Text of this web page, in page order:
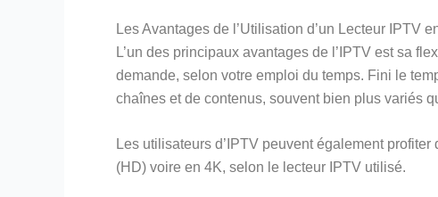
Les Avantages de l’Utilisation d’un Lecteur IPTV
L’un des principaux avantages de l’IPTV est sa
demande, selon votre emploi du temps. Fini le
chaînes et de contenus, souvent bien plus variés
Les utilisateurs d’IPTV peuvent également
(HD) voire en 4K, selon le lecteur IPTV utilisé.